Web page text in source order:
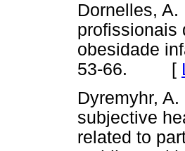
Dornelles,
profissionais
obesidade
53-66. [
Dyremyhr,
subjective
related to